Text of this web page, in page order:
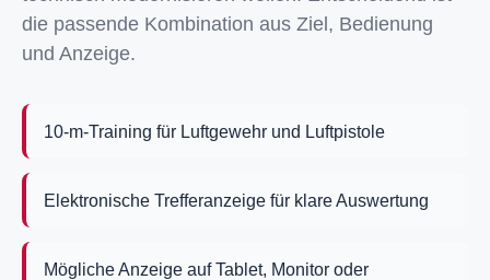
die passende Kombination aus Ziel, Bedienung
und Anzeige.
10-m-Training für Luftgewehr und Luftpistole
Elektronische Trefferanzeige für klare Auswertung
Mögliche Anzeige auf Tablet, Monitor oder